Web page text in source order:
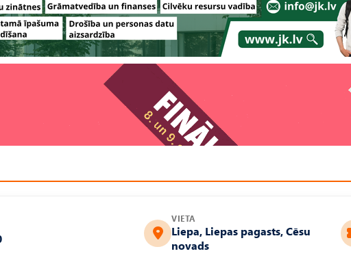
VIETA
Liepa, Liepas pagasts, Cēsu
novads